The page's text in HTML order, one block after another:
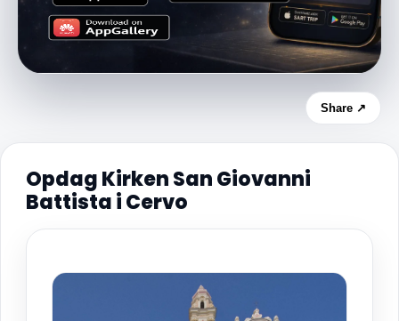
Share ↗
Opdag Kirken San Giovanni
Battista i Cervo